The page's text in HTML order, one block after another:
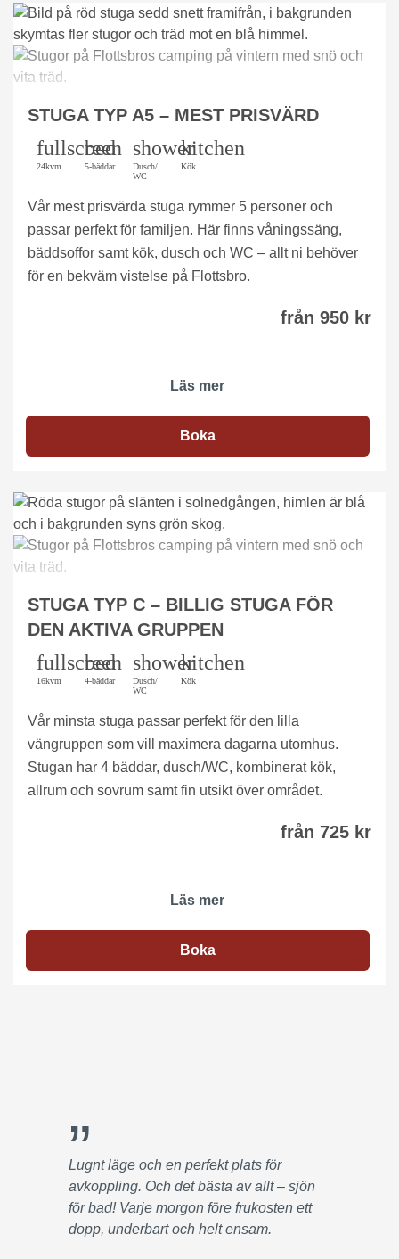
STUGA TYP A5 – MEST PRISVÄRD
fullscreen
24kvm
bed
5-bäddar
shower
Dusch/
WC
kitchen
Kök
Vår mest prisvärda stuga rymmer 5 personer och
passar perfekt för familjen. Här finns våningssäng,
bäddsoffor samt kök, dusch och WC – allt ni behöver
för en bekväm vistelse på Flottsbro.
från 950 kr
Läs mer
Boka
STUGA TYP C – BILLIG STUGA FÖR
DEN AKTIVA GRUPPEN
fullscreen
16kvm
bed
4-bäddar
shower
Dusch/
WC
kitchen
Kök
Vår minsta stuga passar perfekt för den lilla
vängruppen som vill maximera dagarna utomhus.
Stugan har 4 bäddar, dusch/WC, kombinerat kök,
allrum och sovrum samt fin utsikt över området.
från 725 kr
Läs mer
Boka
”
Lugnt läge och en perfekt plats för
avkoppling. Och det bästa av allt – sjön
för bad! Varje morgon före frukosten ett
dopp, underbart och helt ensam.